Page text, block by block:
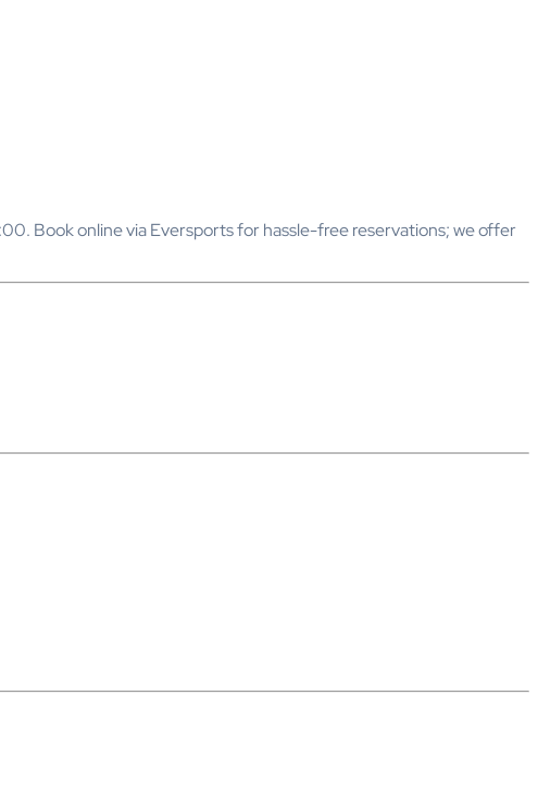
Book online via Eversports for hassle-free reservations; we offer